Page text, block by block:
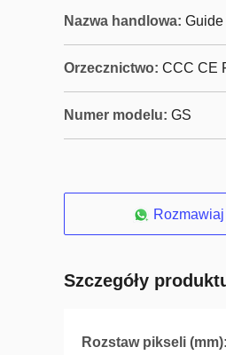
Nazwa handlowa: Guide
Orzecznictwo: CCC CE
Numer modelu: GS
Rozmawiaj
Szczegóły
Rozstaw pikseli (mm):